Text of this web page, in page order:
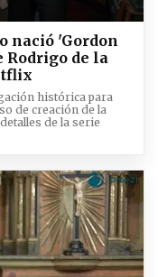
nació 'Gordon
de la
histórica para
de creación de la
de la serie